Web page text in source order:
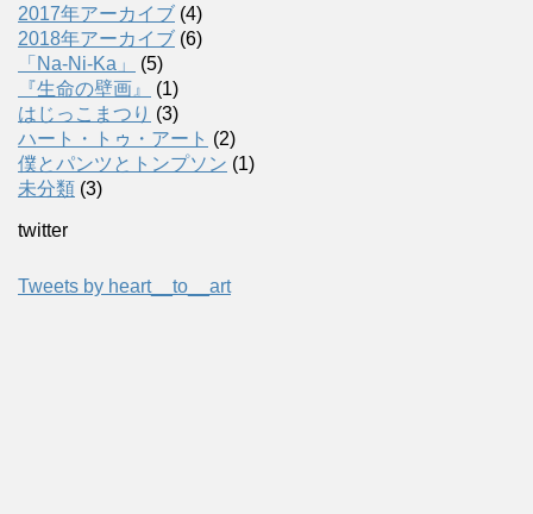
2017年アーカイブ (4)
2018年アーカイブ (6)
「Na-Ni-Ka」
(5)
『生命の壁画』
(1)
はじっこまつり (3)
ハート・トゥ・アート (2)
僕とパンツとトンプソン (1)
未分類 (3)
twitter
Tweets by heart__to__art